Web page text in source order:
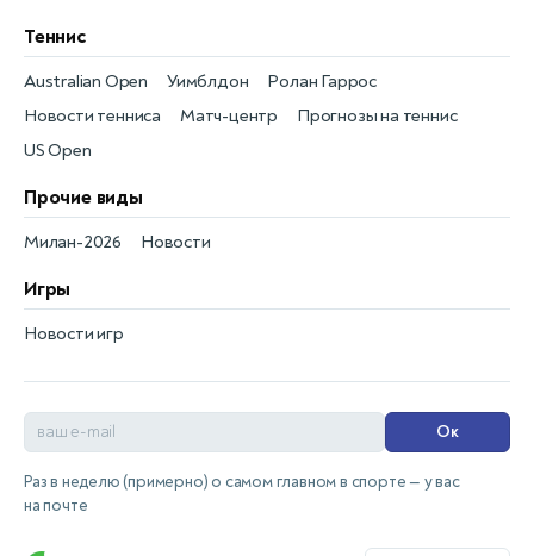
Теннис
Новости тенниса
Australian Open
Матч-центр
Уимблдон
Прогнозы на теннис
Ролан Гаррос
US Open
Прочие виды
Новости
Милан-2026
Игры
Новости игр
Ок
Раз в неделю (примерно) о самом главном в спорте — у вас
на почте